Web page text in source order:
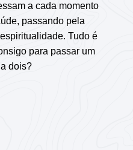
a cada momento
passando pela
Tudo é
para passar um
dois?